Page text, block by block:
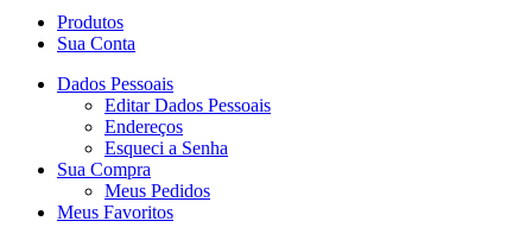
Produtos
Sua Conta
Dados Pessoais
Editar Dados Pessoais
Endereços
Esqueci a Senha
Sua Compra
Meus Pedidos
Meus Favoritos